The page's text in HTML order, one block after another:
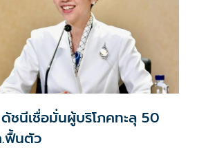
ชนีเชื่อมั่นผู้บริโภคทะลุ 50
นตัว